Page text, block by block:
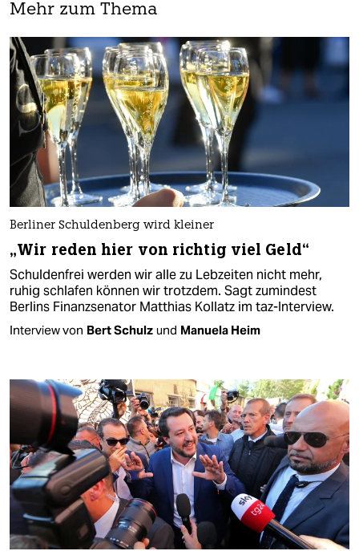
Mehr zum Thema
Berliner Schuldenberg wird kleiner
„Wir reden hier von richtig viel Geld“
Schuldenfrei werden wir alle zu Lebzeiten nicht mehr,
ruhig schlafen können wir trotzdem. Sagt zumindest
Berlins Finanzsenator Matthias Kollatz im taz-Interview.
Interview von Bert Schulz und Manuela Heim